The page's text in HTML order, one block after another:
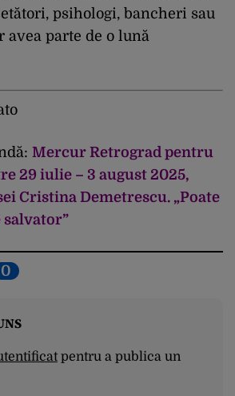
psihologi, bancheri sau
parte de o lună
Mercur Retrograd pentru
29 iulie – 3 august 2025,
Cristina Demetrescu. „Poate
salvator”
0
pentru a publica un